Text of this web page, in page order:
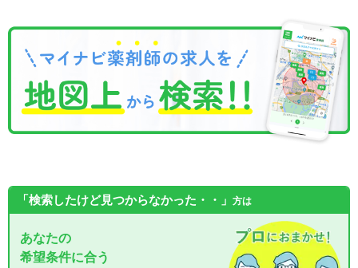
「検索したけど見つからなかった・・」 方は
あなたの
希望条件に合う